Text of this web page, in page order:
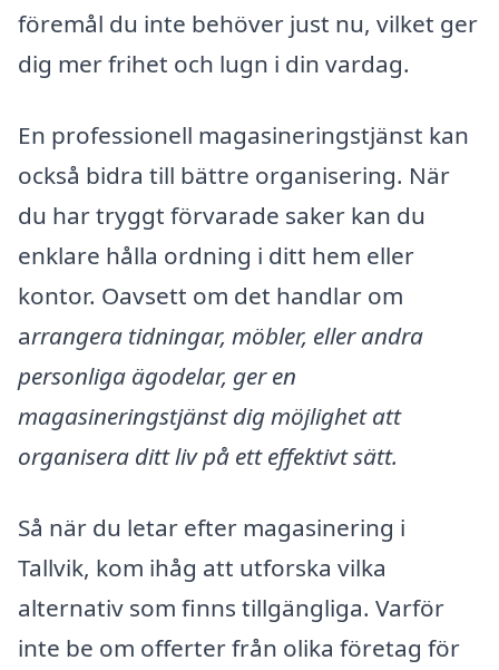
föremål du inte behöver just nu, vilket ger
dig mer frihet och lugn i din vardag.
En professionell magasineringstjänst kan
också bidra till bättre organisering. När
du har tryggt förvarade saker kan du
enklare hålla ordning i ditt hem eller
kontor. Oavsett om det handlar om
arrangera tidningar, möbler, eller andra
personliga ägodelar, ger en
magasineringstjänst dig möjlighet att
organisera ditt liv på ett effektivt sätt.
Så när du letar efter magasinering i
Tallvik, kom ihåg att utforska vilka
alternativ som finns tillgängliga. Varför
inte be om offerter från olika företag för